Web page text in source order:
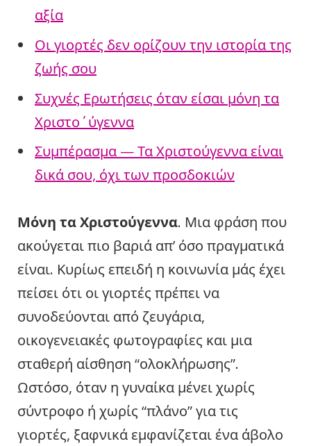
αξία
Οι γιορτές δεν ορίζουν την ιστορία της
ζωής σου
Συχνές Ερωτήσεις όταν είσαι μόνη τα
Χριστο΄ύγεννα
Συμπέρασμα — Τα Χριστούγεννα είναι
δικά σου, όχι των προσδοκιών
Μόνη τα Χριστούγεννα. Μια φράση που
ακούγεται πιο βαριά απ’ όσο πραγματικά
είναι. Κυρίως επειδή η κοινωνία μάς έχει
πείσει ότι οι γιορτές πρέπει να
συνοδεύονται από ζευγάρια,
οικογενειακές φωτογραφίες και μια
σταθερή αίσθηση “ολοκλήρωσης”.
Ωστόσο, όταν η γυναίκα μένει χωρίς
σύντροφο ή χωρίς “πλάνο” για τις
γιορτές, ξαφνικά εμφανίζεται ένα άβολο